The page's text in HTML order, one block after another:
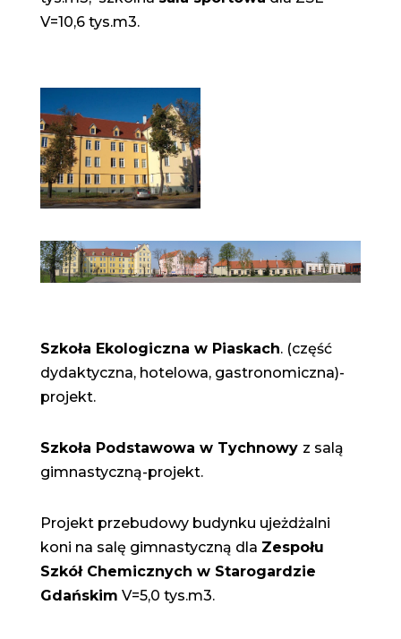
V=10,6 tys.m3.
Szkoła Ekologiczna w Piaskach. (część
dydaktyczna, hotelowa, gastronomiczna)-
projekt.
Szkoła Podstawowa w Tychnowy z salą
gimnastyczną-projekt.
Projekt przebudowy budynku ujeżdżalni
koni na salę gimnastyczną dla Zespołu
Szkół Chemicznych w Starogardzie
Gdańskim V=5,0 tys.m3.